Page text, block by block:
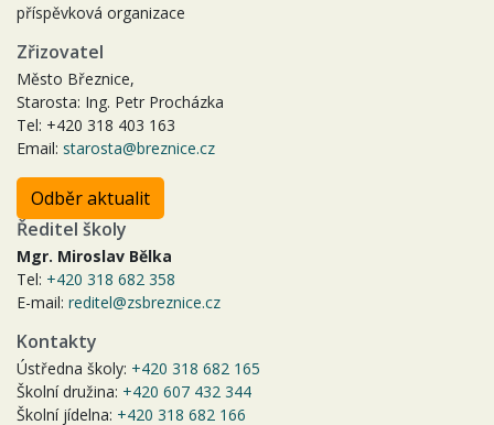
příspěvková organizace
Zřizovatel
Město Březnice,
Starosta: Ing. Petr Procházka
Tel: +420 318 403 163
Email: starosta@breznice.cz
Odběr aktualit
Ředitel školy
Mgr. Miroslav Bělka
Tel: +420 318 682 358
E-mail: reditel@zsbreznice.cz
Kontakty
Ústředna školy: +420 318 682 165
Školní družina: +420 607 432 344
Školní jídelna: +420 318 682 166